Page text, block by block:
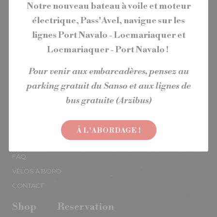
REVUE DE PRESSE
Go in a group
INDIVIDUALS
Find us
DEPARTURE PORTS
Useful information
FAQ
VÉLOS À BORD
CONTACT
Shop Reservation
Notre nouveau bateau à voile et moteur
électrique, Pass'Avel, navigue sur les
lignes Port Navalo - Locmariaquer et
Locmariaquer - Port Navalo !
Pour venir aux embarcadères, pensez au
parking gratuit du Sanso et aux lignes de
bus gratuite (Arzibus)
À L'ABORDAGE !